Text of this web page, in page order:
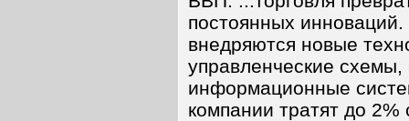
постоянных
внедряются новые
управленческие схемы,
информационные
компании тратят до 2%